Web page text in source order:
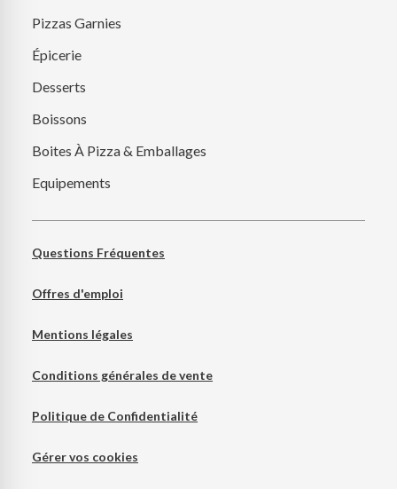
Pizzas Garnies
Épicerie
Desserts
Boissons
Boites À Pizza & Emballages
Equipements
Questions Fréquentes
Offres d'emploi
Mentions légales
Conditions générales de vente
Politique de Confidentialité
Gérer vos cookies